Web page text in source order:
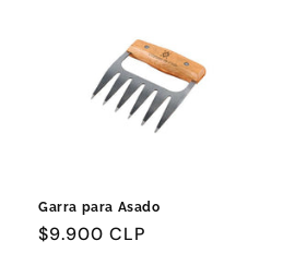
Garra para Asado
Precio
$9.900 CLP